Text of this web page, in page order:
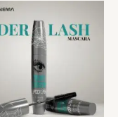
السعر
الأصلي
هو:
183 ج.م.